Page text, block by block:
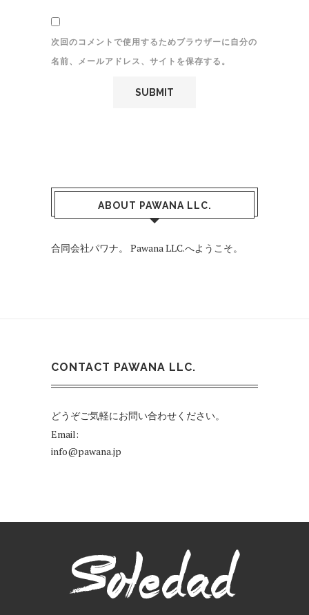
次回のコメントで使用するためブラウザーに自分の
名前、メールアドレス、サイトを保存する。
ABOUT PAWANA LLC.
合同会社パワナ。 Pawana LLC.へようこそ。
CONTACT PAWANA LLC.
どうぞご気軽にお問い合わせください。
Email:
info@pawana.jp